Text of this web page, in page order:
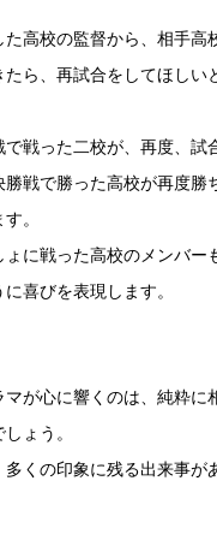
た高校の監督から、相手高
ら、再試合をしてほしい
戦った二校が、再度、試
戦で勝った高校が再度勝
。
ょに戦った高校のメンバー
喜びを表現します。
マが心に響くのは、純粋に
ょう。
くの印象に残る出来事が